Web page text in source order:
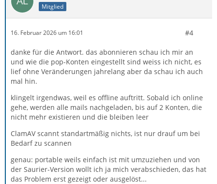
Mitglied
16. Februar 2026 um 16:01 #4
danke für die Antwort. das abonnieren schau ich mir an
und wie die pop-Konten eingestellt sind weiss ich nicht, es
lief ohne Veränderungen jahrelang aber da schau ich auch
mal hin.
klingelt irgendwas, weil es offline auftritt. Sobald ich online
gehe, werden alle mails nachgeladen, bis auf 2 Konten, die
nicht mehr existieren und die bleiben leer
ClamAV scannt standartmäßig nichts, ist nur drauf um bei
Bedarf zu scannen
genau: portable weils einfach ist mit umzuziehen und von
der Saurier-Version wollt ich ja mich verabschieden, das hat
das Problem erst gezeigt oder ausgelöst...